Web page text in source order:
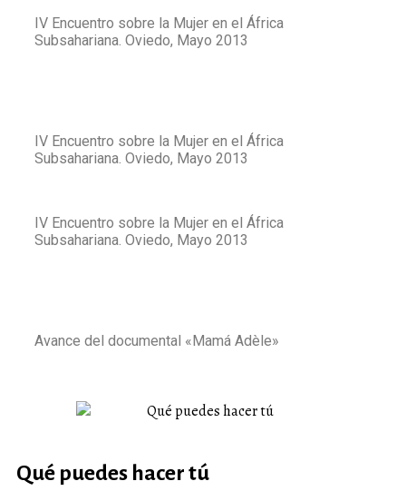
IV Encuentro sobre la Mujer en el África
Subsahariana. Oviedo, Mayo 2013
IV Encuentro sobre la Mujer en el África
Subsahariana. Oviedo, Mayo 2013
IV Encuentro sobre la Mujer en el África
Subsahariana. Oviedo, Mayo 2013
Avance del documental «Mamá Adèle»
Qué puedes hacer tú